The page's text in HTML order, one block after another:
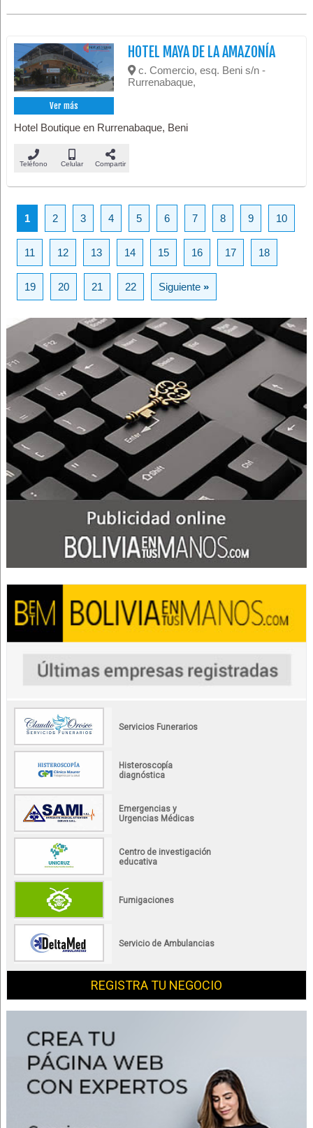
Ver más
HOTEL MAYA DE LA AMAZONÍA
c. Comercio, esq. Beni s/n -
Rurrenabaque,
Hotel Boutique en Rurrenabaque, Beni
Teléfono Celular Compartir
1 2 3 4 5 6 7 8 9 10
11 12 13 14 15 16 17 18
19 20 21 22 Siguiente»
Servicios Funerarios
Histeroscopía
diagnóstica
Emergencias y
Urgencias Médicas
Centro de investigación
educativa
Fumigaciones
Servicio de Ambulancias
REGISTRA TU NEGOCIO